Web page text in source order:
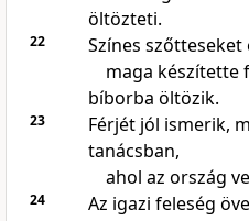
öltözteti.
22
Színes
maga készítette
bíborba öltözik.
23
Férjét jól ismerik,
tanácsban,
ahol az ország
24
Az igazi feleség